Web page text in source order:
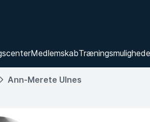
Medlemskab
Ann-Merete Ulnes